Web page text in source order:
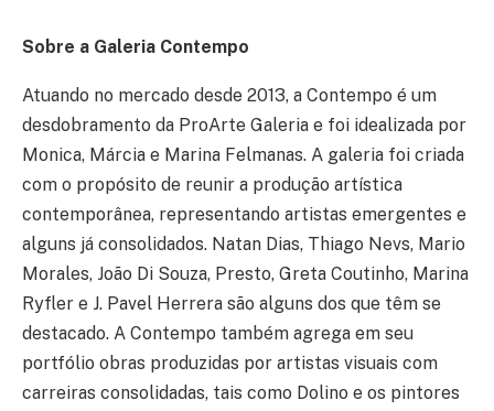
Sobre a Galeria Contempo
Atuando no mercado desde 2013, a Contempo é um
desdobramento da ProArte Galeria e foi idealizada por
Monica, Márcia e Marina Felmanas. A galeria foi criada
com o propósito de reunir a produção artística
contemporânea, representando artistas emergentes e
alguns já consolidados. Natan Dias, Thiago Nevs, Mario
Morales, João Di Souza, Presto, Greta Coutinho, Marina
Ryfler e J. Pavel Herrera são alguns dos que têm se
destacado. A Contempo também agrega em seu
portfólio obras produzidas por artistas visuais com
carreiras consolidadas, tais como Dolino e os pintores